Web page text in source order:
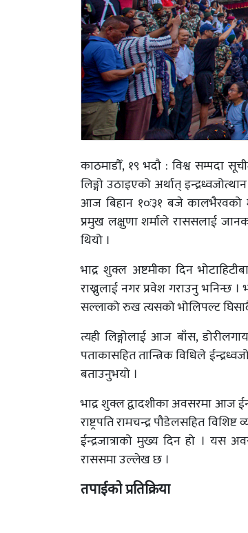
काठमाडौँ, १९ भदौ : विश्व सम्पदा
लिङ्गो उठाइएको अर्थात्
आज बिहान १०ः३१ बजे कालभैरवको
प्रमुख लक्षुणा शर्माले राससलाई
थियो ।
भाद्र शुक्ल अष्टमीका दिन
राख्नुलाई नगर प्रवेश गराउनु भनिन्छ ।
सल्लाको रुख त्यसको भोलिपल्ट
त्यही लिङ्गोलाई आज बाँस,
पताकासहित तान्त्रिक विधिले
बताउनुभयो ।
भाद्र शुक्ल द्वादशीका अवसरमा आज
राष्ट्रपति रामचन्द्र पौडेलसहित
ईन्द्रजात्राको मुख्य दिन हो । यस
राससमा उल्लेख छ ।
तपाईको प्रतिक्रिया